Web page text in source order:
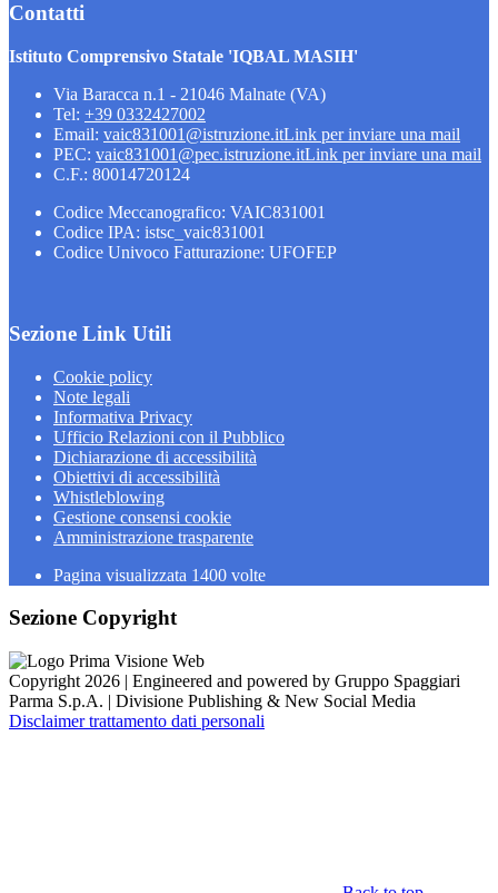
Contatti
Istituto Comprensivo Statale 'IQBAL MASIH'
Via Baracca n.1 - 21046 Malnate (VA)
Tel: +39 0332427002
Email: vaic831001@istruzione.itLink per inviare una mail
PEC: vaic831001@pec.istruzione.itLink per inviare una mail
C.F.: 80014720124
Codice Meccanografico: VAIC831001
Codice IPA: istsc_vaic831001
Codice Univoco Fatturazione: UFOFEP
Sezione Link Utili
Cookie policy
Note legali
Informativa Privacy
Ufficio Relazioni con il Pubblico
Dichiarazione di accessibilità
Obiettivi di accessibilità
Whistleblowing
Gestione consensi cookie
Amministrazione trasparente
Pagina visualizzata 1400 volte
Sezione Copyright
Copyright 2026 | Engineered and powered by Gruppo Spaggiari
Parma S.p.A. | Divisione Publishing & New Social Media
Disclaimer trattamento dati personali